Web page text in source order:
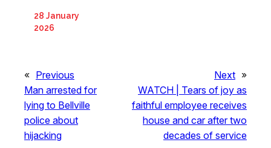
28 January
2026
« Previous
Man arrested for
lying to Bellville
police about
hijacking
Next »
WATCH | Tears of joy as
faithful employee receives
house and car after two
decades of service